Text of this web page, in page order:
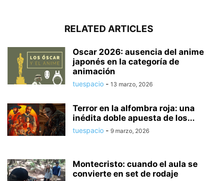
RELATED ARTICLES
Oscar 2026: ausencia del anime
japonés en la categoría de
animación
tuespacio - 13 marzo, 2026
Terror en la alfombra roja: una
inédita doble apuesta de los...
tuespacio - 9 marzo, 2026
Montecristo: cuando el aula se
convierte en set de rodaje